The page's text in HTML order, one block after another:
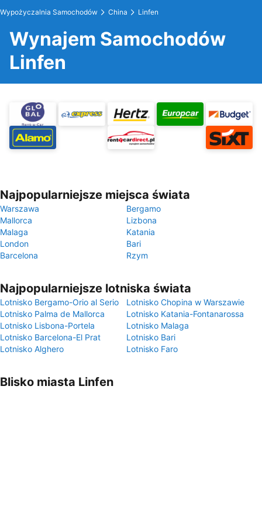
Wypożyczalnia Samochodów China Linfen
Wynajem Samochodów
Linfen
Najpopularniejsze miejsca świata
Warszawa
Bergamo
Mallorca
Lizbona
Malaga
Katania
London
Bari
Barcelona
Rzym
Najpopularniejsze lotniska świata
Lotnisko Bergamo-Orio al Serio
Lotnisko Chopina w Warszawie
Lotnisko Palma de Mallorca
Lotnisko Katania-Fontanarossa
Lotnisko Lisbona-Portela
Lotnisko Malaga
Lotnisko Barcelona-El Prat
Lotnisko Bari
Lotnisko Alghero
Lotnisko Faro
Blisko miasta Linfen